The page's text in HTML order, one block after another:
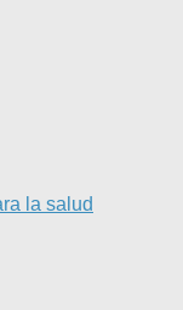
la salud